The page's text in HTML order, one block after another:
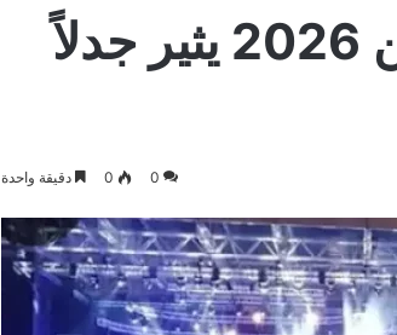
افتتاح باهت لمهرجان موازين 2026 يثير جدلاً
0
0 دقيقة واحدة